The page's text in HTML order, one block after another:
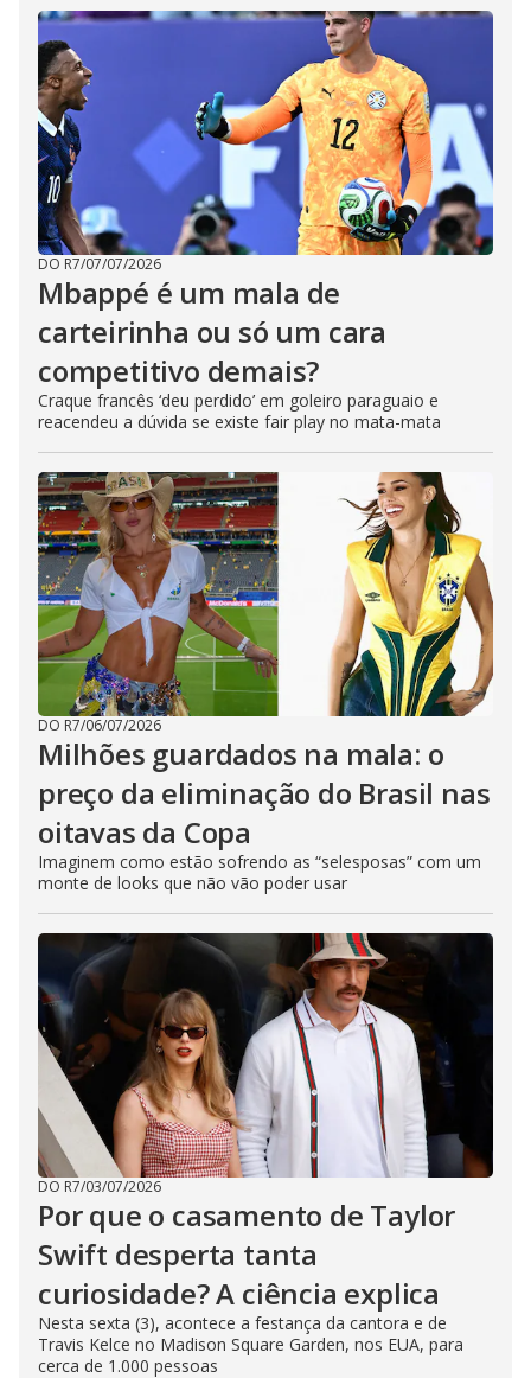
DO R7/07/07/2026
Mbappé é um mala de
carteirinha ou só um cara
competitivo demais?
Craque francês ‘deu perdido’ em goleiro paraguaio e
reacendeu a dúvida se existe fair play no mata-mata
DO R7/06/07/2026
Milhões guardados na mala: o
preço da eliminação do Brasil nas
oitavas da Copa
Imaginem como estão sofrendo as “selesposas” com um
monte de looks que não vão poder usar
DO R7/03/07/2026
Por que o casamento de Taylor
Swift desperta tanta
curiosidade? A ciência explica
Nesta sexta (3), acontece a festança da cantora e de
Travis Kelce no Madison Square Garden, nos EUA, para
cerca de 1.000 pessoas